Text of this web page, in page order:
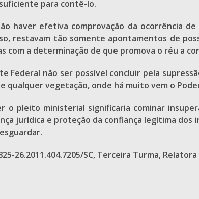
para contê-lo.
haver efetiva comprovação da ocorrência
restavam tão somente apontamentos de
com a determinação de que promova o réu a
Federal não ser possível concluir pela
qualquer vegetação, onde há muito vem o
o pleito ministerial significaria cominar
jurídica e proteção da confiança legítima
26.2011.404.7205/SC, Terceira Turma,